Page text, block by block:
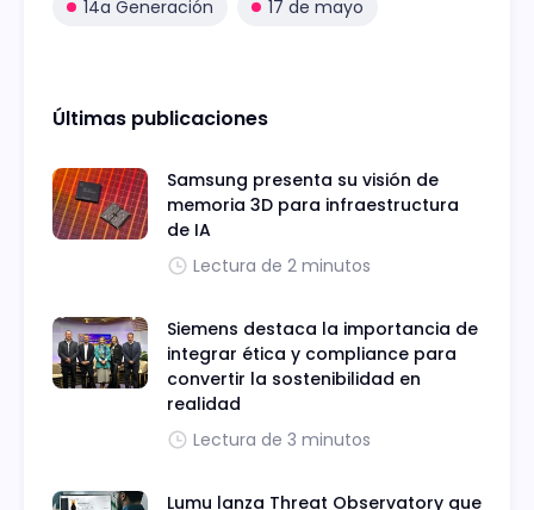
14a Generación 17 de mayo
Últimas publicaciones
Samsung presenta su visión de
memoria 3D para infraestructura
de IA
Lectura de 2 minutos
Siemens destaca la importancia de
integrar ética y compliance para
convertir la sostenibilidad en
realidad
Lectura de 3 minutos
Lumu lanza Threat Observatory que